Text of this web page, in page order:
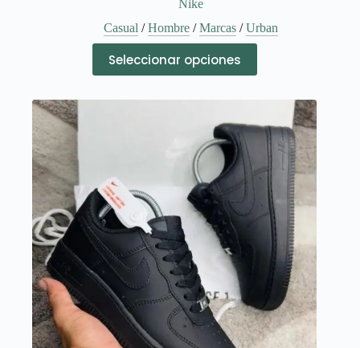
Nike
Casual/Hombre/Marcas/Urban
Seleccionar opciones
producto
tiene
opciones
pueden
elegir
página
de
producto